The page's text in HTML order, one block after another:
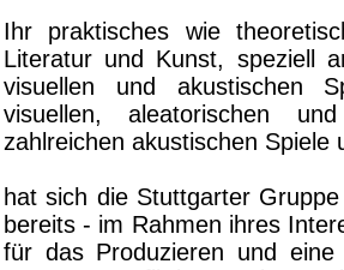
Ihr praktisches wie
Literatur und Kunst, speziell
visuellen und akustischen
visuellen, aleatorischen
zahlreichen akustischen Spiele
hat sich die Stuttgarter
bereits - im Rahmen ihres
für das Produzieren und eine